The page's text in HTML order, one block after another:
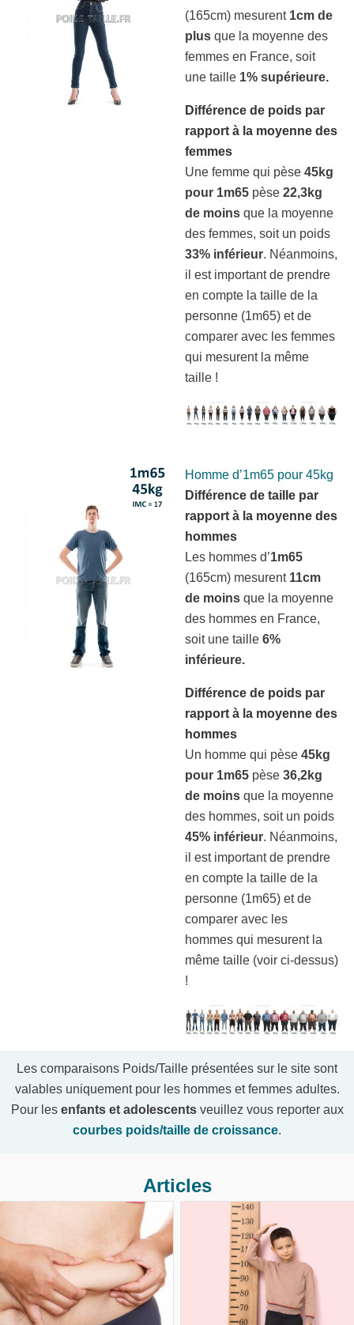
(165cm) mesurent 1cm de
plus que la moyenne des
femmes en France, soit
une taille 1% supérieure.
Différence de poids par
rapport à la moyenne des
femmes
Une femme qui pèse 45kg
pour 1m65 pèse 22,3kg
de moins que la moyenne
des femmes, soit un poids
33% inférieur. Néanmoins,
il est important de prendre
en compte la taille de la
personne (1m65) et de
comparer avec les femmes
qui mesurent la même
taille !
Homme d’1m65 pour 45kg
Différence de taille par
rapport à la moyenne des
hommes
Les hommes d’1m65
(165cm) mesurent 11cm
de moins que la moyenne
des hommes en France,
soit une taille 6%
inférieure.
Différence de poids par
rapport à la moyenne des
hommes
Un homme qui pèse 45kg
pour 1m65 pèse 36,2kg
de moins que la moyenne
des hommes, soit un poids
45% inférieur. Néanmoins,
il est important de prendre
en compte la taille de la
personne (1m65) et de
comparer avec les
hommes qui mesurent la
même taille (voir ci-dessus)
!
Les comparaisons Poids/Taille présentées sur le site sont
valables uniquement pour les hommes et femmes adultes.
Pour les enfants et adolescentsveuillez vous reporter aux
courbes poids/taille de croissance.
Articles